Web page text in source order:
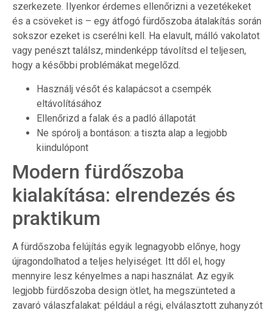
szerkezete. Ilyenkor érdemes ellenőrizni a vezetékeket
és a csöveket is – egy átfogó fürdőszoba átalakítás során
sokszor ezeket is cserélni kell. Ha elavult, málló vakolatot
vagy penészt találsz, mindenképp távolítsd el teljesen,
hogy a későbbi problémákat megelőzd.
Használj vésőt és kalapácsot a csempék
eltávolításához
Ellenőrizd a falak és a padló állapotát
Ne spórolj a bontáson: a tiszta alap a legjobb
kiindulópont
Modern fürdőszoba
kialakítása: elrendezés és
praktikum
A fürdőszoba felújítás egyik legnagyobb előnye, hogy
újragondolhatod a teljes helyiséget. Itt dől el, hogy
mennyire lesz kényelmes a napi használat. Az egyik
legjobb fürdőszoba design ötlet, ha megszünteted a
zavaró válaszfalakat: például a régi, elválasztott zuhanyzót